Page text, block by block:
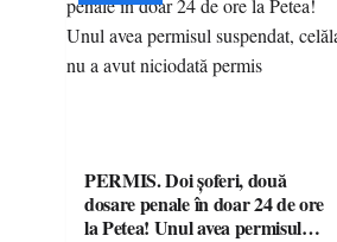
PERMIS. Doi șoferi, două
dosare penale în doar 24 de ore
la Petea! Unul avea permisul